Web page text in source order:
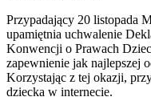
Przypadający 20 listopada
upamiętnia uchwalenie
Konwencji o Prawach
zapewnienie jak najlepszej
Korzystając z tej okazji,
dziecka w internecie.